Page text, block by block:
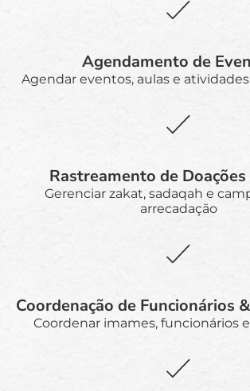
Agendamento de
Agendar eventos, aulas e
Rastreamento de
Gerenciar zakat, sadaqah e
arrecadação
Coordenação de Funcionários
Coordenar imames, funcionários